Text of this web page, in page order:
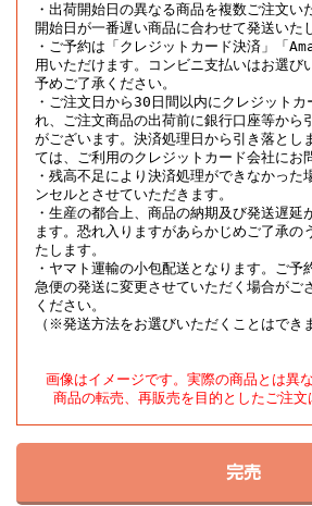
・出荷開始日の異なる商品を複数ご注文い
開始日が一番遅い商品に合わせて発送いた
・ご予約は「クレジットカード決済」「
用いただけます。コンビニ支払いはお選び
予めご了承ください。
・ご注文日から30日間以内にクレジット
れ、ご注文商品の出荷前に銀行口座等から
がございます。決済処理日から引き落とし
ては、ご利用のクレジットカード会社にお
・残高不足により決済処理ができなかった
ンセルとさせていただきます。
・生産の都合上、商品の納期及び発送遅延
ます。恐れ入りますがあらかじめご了承の
たします。
・ヤマト運輸の小包配送となります。ご予
急便の発送に変更させていただく場合がご
ください。
（※発送方法をお選びいただくことはでき
画像はイメージです。実際の商品とは異
商品の転売、再販売を目的としたご注文
完売